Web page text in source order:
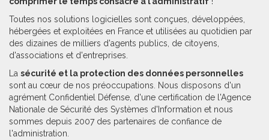
Toutes nos solutions logicielles sont conçues, développées,
hébergées et exploitées en France et utilisées au quotidien par
des dizaines de milliers d'agents publics, de citoyens,
d'associations et d'entreprises.
La sécurité et la protection des données personnelles
sont au cœur de nos préoccupations. Nous disposons d'un
agrément Confidentiel Défense, d'une certification de l'Agence
Nationale de Sécurité des Systèmes d'Information et nous
sommes depuis 2007 des partenaires de confiance de
l'administration.